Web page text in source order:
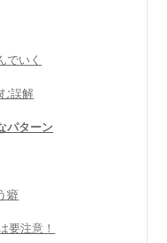
でいく
誤解
パターン
癖
要注意！